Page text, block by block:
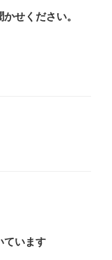
せください。
ています